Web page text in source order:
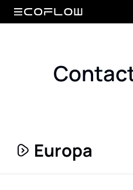
Europa